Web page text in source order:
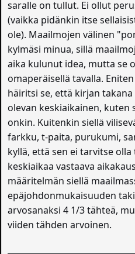
saralle on tullut. Ei ollut
(vaikka pidänkin itse
ole). Maailmojen välinen
kylmäsi minua, sillä
aika kulunut idea, mutta se
omaperäisellä tavalla.
häiritsi se, että kirjan
olevan keskiaikainen, kuten
onkin. Kuitenkin siellä
farkku, t-paita, purukumi,
kyllä, että sen ei tarvitse
keskiaikaa vastaava
määritelmän siellä
epäjohdonmukaisuuden
arvosanaksi 4 1/3 tähteä,
viiden tähden arvoinen.